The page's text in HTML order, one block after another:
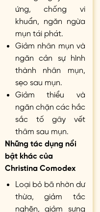
ứng, chống vi
khuẩn, ngăn ngừa
mụn tái phát.
Giảm nhân mụn và
ngăn cản sự hình
thành nhân mụn,
sẹo sau mụn.
Giảm thiểu và
ngăn chặn các hắc
sắc tố gây vết
thâm sau mụn.
Những tác dụng nổi
bật khác của
Christina Comodex
Loại bỏ bã nhờn dư
thừa, giảm tắc
nghẽn, giảm sưng